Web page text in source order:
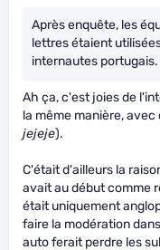
Après enquête, les
lettres étaient
internautes portugais.
Ah ça, c'est joies de
la même manière,
jejeje).
C'était d'ailleurs la
avait au début comme
était uniquement
faire la modération
auto ferait perdre les